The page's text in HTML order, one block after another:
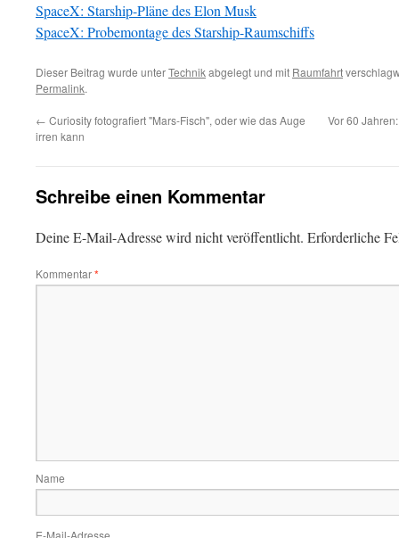
SpaceX: Starship-Pläne des Elon Musk
SpaceX: Probemontage des Starship-Raumschiffs
Dieser Beitrag wurde unterTechnikabgelegt und mit Raumfahrt
Permalink.
← Curiosity fotografiert "Mars-Fisch", oder wie das Auge
irren kann
Vor 60
Schreibe einen Kommentar
Deine E-Mail-Adresse wird nicht veröffentlicht. Erforderliche
Kommentar*
Name
E-Mail-Adresse